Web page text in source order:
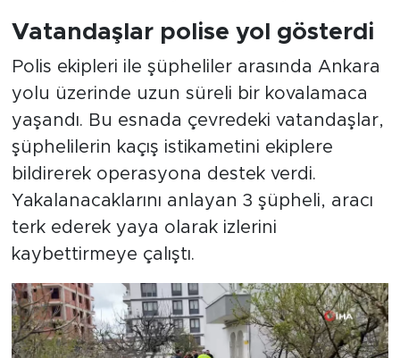
Vatandaşlar polise yol gösterdi
Polis ekipleri ile şüpheliler arasında Ankara
yolu üzerinde uzun süreli bir kovalamaca
yaşandı. Bu esnada çevredeki vatandaşlar,
şüphelilerin kaçış istikametini ekiplere
bildirerek operasyona destek verdi.
Yakalanacaklarını anlayan 3 şüpheli, aracı
terk ederek yaya olarak izlerini
kaybettirmeye çalıştı.